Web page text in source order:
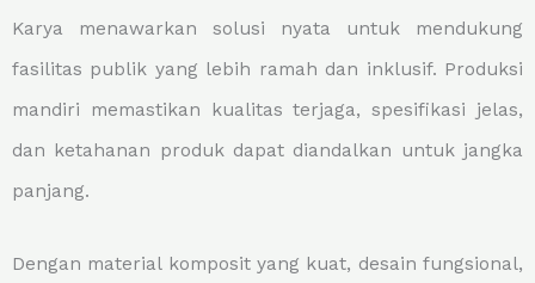
Karya menawarkan solusi nyata untuk mendukung
fasilitas publik yang lebih ramah dan inklusif. Produksi
mandiri memastikan kualitas terjaga, spesifikasi jelas,
dan ketahanan produk dapat diandalkan untuk jangka
panjang.
Dengan material komposit yang kuat, desain fungsional,